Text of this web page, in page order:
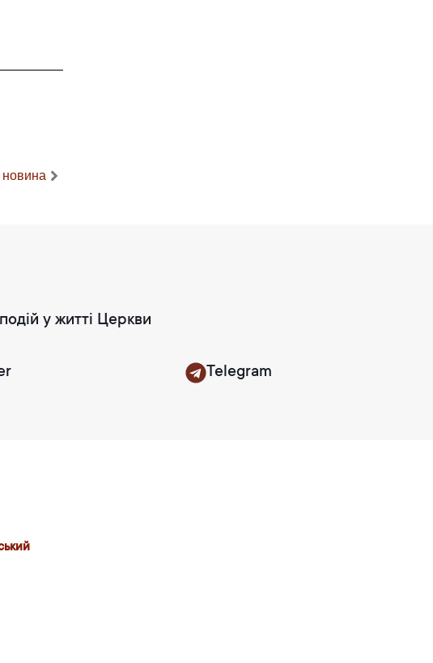
новина
у житті Церкви
Telegram